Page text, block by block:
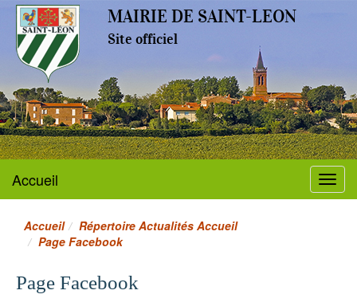
MAIRIE DE SAINT-LEON
Site officiel
Menu
Accueil
Accueil
Répertoire Actualités Accueil
Page Facebook
Page Facebook